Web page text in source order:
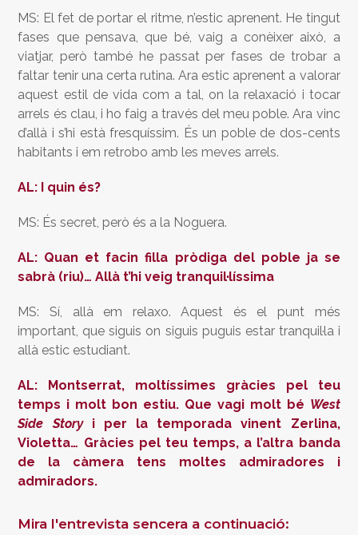
MS: El fet de portar el ritme, n’estic aprenent. He tingut
fases que pensava, que bé, vaig a conèixer això, a
viatjar, però també he passat per fases de trobar a
faltar tenir una certa rutina. Ara estic aprenent a valorar
aquest estil de vida com a tal, on la relaxació i tocar
arrels és clau, i ho faig a través del meu poble. Ara vinc
d’allà i s’hi està fresquíssim. És un poble de dos-cents
habitants i em retrobo amb les meves arrels.
AL: I quin és?
MS: És secret, però és a la Noguera.
AL: Quan et facin filla pròdiga del poble ja se
sabrà (riu)… Allà t’hi veig tranquil·líssima
MS: Sí, allà em relaxo. Aquest és el punt més
important, que siguis on siguis puguis estar tranquil·la i
allà estic estudiant.
AL: Montserrat, moltíssimes gràcies pel teu
temps i molt bon estiu. Que vagi molt bé West
Side Storyi per la temporada vinent Zerlina,
Violetta… Gràcies pel teu temps, a l’altra banda
de la càmera tens moltes admiradores i
admiradors.
Mira l'entrevista sencera a continuació: